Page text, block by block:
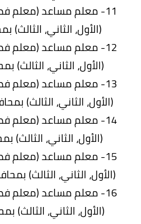
11- معلم مساعد (معلم
(الأول، الثاني، الثالث)
12- معلم مساعد (معلم
(الأول، الثاني، الثالث)
13- معلم مساعد (معلم
(الأول، الثاني، الثالث)
14- معلم مساعد (معلم
(الأول، الثاني، الثالث)
15- معلم مساعد (معلم
(الأول، الثاني، الثالث)
16- معلم مساعد (معلم
(الأول، الثاني، الثالث)